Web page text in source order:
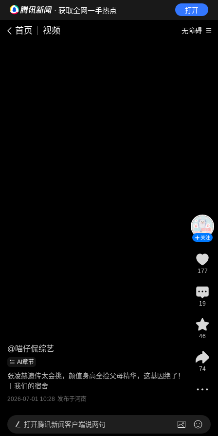
· 获取全网一手热点 打开
首页 视频 无障碍
@喵仔侃综艺
AI章节
张凌赫遗传太会挑，颜值身高全捡父母精华，这基因绝了！
丨我们的宿舍
2026-07-01 10:28 发布于河南
关注
177
19
46
74
打开腾讯新闻客户端说两句